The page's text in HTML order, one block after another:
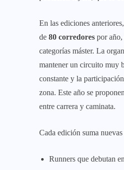
En las ediciones
de 80 corredores por
categorías máster. La
mantener un circuito muy
constante y la
zona. Este año se
entre carrera y caminata.
Cada edición suma
Runners que debutan